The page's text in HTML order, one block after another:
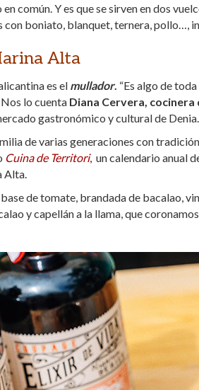
común. Y es que se sirven en dos
boniato, blanquet, ternera, pollo…,
Alta
es el mullador. “Es algo de
lo cuenta Diana Cervera, cocinera
gastronómico y cultural de Denia.
de varias generaciones con
Cuina de Territori, un calendario anual
Alta.
base de tomate, brandada de bacalao,
y capellán a la llama, que